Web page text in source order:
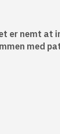
er nemt at
med